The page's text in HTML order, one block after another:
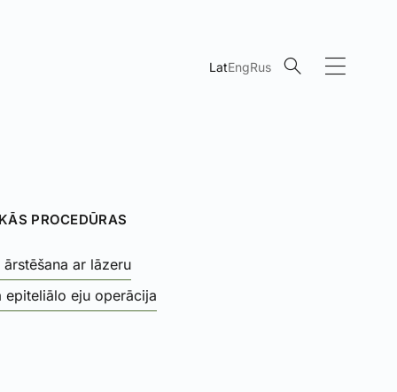
LatEngRus
PROCEDŪRAS
ar lāzeru
epiteliālo eju operācija